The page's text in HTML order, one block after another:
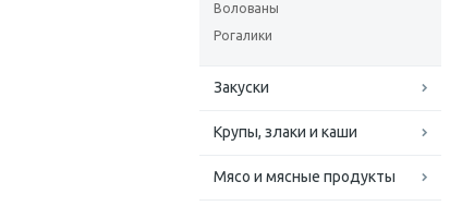
Волованы
Рогалики
Закуски
Крупы, злаки и каши
Мясо и мясные продукты